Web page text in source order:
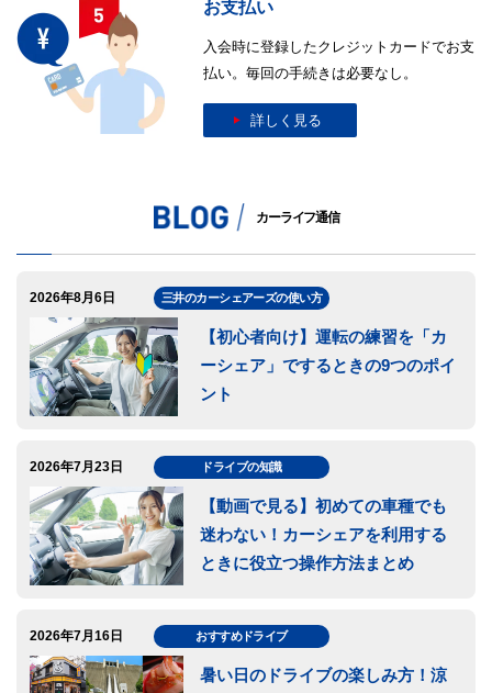
お支払い
入会時に登録したクレジットカードでお支
払い。毎回の手続きは必要なし。
詳しく見る
カーライフ通信
2026年8月6日 三井のカーシェアーズの使い方
【初心者向け】運転の練習を「カ
ーシェア」でするときの9つのポイ
ント
2026年7月23日 ドライブの知識
【動画で見る】初めての車種でも
迷わない！カーシェアを利用する
ときに役立つ操作方法まとめ
2026年7月16日 おすすめドライブ
暑い日のドライブの楽しみ方！涼